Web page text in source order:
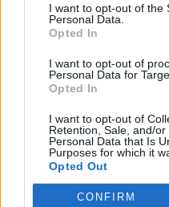
I want to opt-out of the
Personal Data.
Opted In
I want to opt-out of
Personal Data for
Opted In
I want to opt-out of
Retention, Sale, and/
Personal Data that Is
Purposes for which it
Opted Out
CONFIRM
Az előfizetés a
Portfolio.hu teljes
Kötéslisták: BÉT
kötéslistái
MÁR ELŐFIZETŐNK